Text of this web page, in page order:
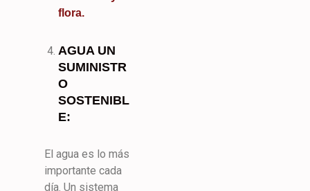
flora.
AGUA UN
SUMINISTR
O
SOSTENIBL
E:
El agua es lo más
importante cada
día. Un sistema